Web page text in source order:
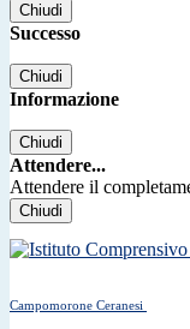
Chiudi
Successo
Chiudi
Informazione
Chiudi
Attendere...
Attendere il
Chiudi
Campomorone Ceranesi